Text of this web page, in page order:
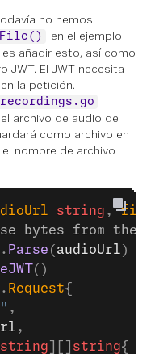
no hemos
en el ejemplo
añadir esto, así como
JWT. El JWT necesita
la petición.
recordings.go
archivo de audio de
como archivo en
el nombre de archivo
string ,
bytes from the
. Parse ( audioUrl )
()
. Request{
,
,
string string{